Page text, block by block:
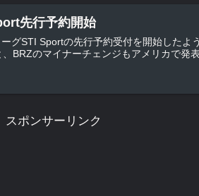
先行予約開始
STI Sportの先行予約受付を開始したようです＼
・ （それと、BRZのマイナーチェンジもアメリカ
スポンサーリンク